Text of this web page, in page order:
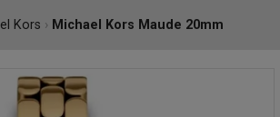
Kors › Michael Kors Maude 20mm